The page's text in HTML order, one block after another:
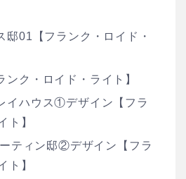
邸01【フランク・ロイド・
ンク・ロイド・ライト】
イハウス①デザイン【フラ
ト】
ティン邸②デザイン【フラ
ト】